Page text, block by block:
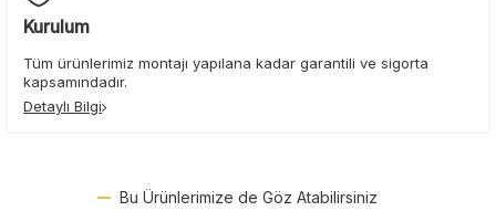
Kurulum
Tüm ürünlerimiz montajı yapılana kadar garantili ve sigorta
kapsamındadır.
Detaylı Bilgi
Bu Ürünlerimize de Göz Atabilirsiniz